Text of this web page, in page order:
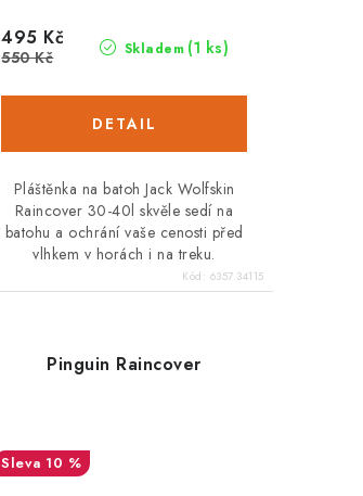
Skladem (1 ks)
495 Kč
550 Kč
Pláštěnka na batoh Jack Wolfskin
Raincover 30-40l skvěle sedí na
batohu a ochrání vaše cenosti před
vlhkem v horách i na treku.
Kód: 6357.34115
Pinguin Raincover
10 %